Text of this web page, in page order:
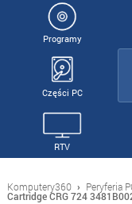
Programy
Części PC
RTV
Komputery360 › Peryferia
Cartridge CRG 724